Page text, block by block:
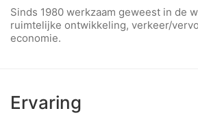
Sinds 1980 werkzaam geweest in de
ruimtelijke ontwikkeling, verkeer/
economie.
Ervaring